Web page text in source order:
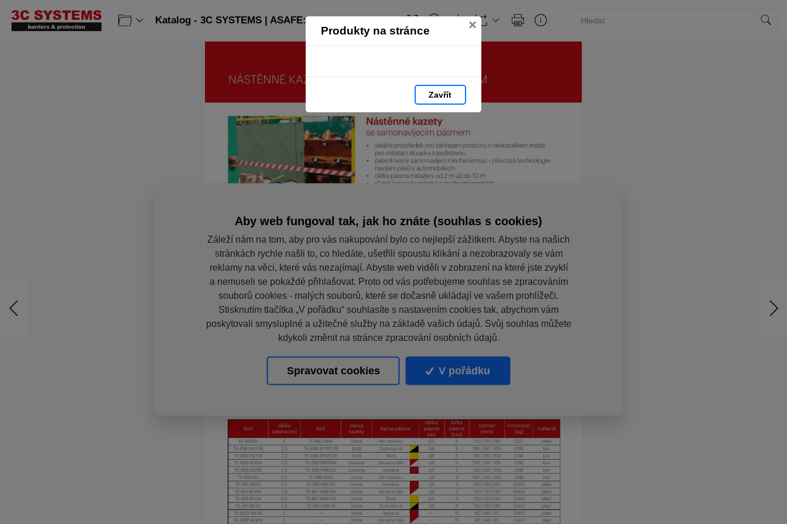
Produkty na stránce ×
Zavřít
Katalog - 3C SYSTEMS | ASAFE: strana 7
Aby web fungoval tak, jak ho znáte (souhlas s cookies)
Záleží nám na tom, aby pro vás nakupování bylo co nejlepší zážitkem. Abyste na našich
stránkách rychle našli to, co hledáte, ušetřili spoustu klikání a nezobrazovaly se vám
reklamy na věci, které vás nezajímají. Abyste web viděli v zobrazení na které jste zvyklí
a nemuseli se pokaždé přihlašovat. Proto od vás potřebujeme souhlas se zpracováním
souborů cookies - malých souborů, které se dočasně ukládají ve vašem prohlížeči.
Stisknutím tlačítka „V pořádku“ souhlasíte s nastavením cookies tak, abychom vám
poskytovali smysluplné a užitečné služby na základě vašich údajů. Svůj souhlas můžete
kdykoli změnit na stránce zpracování osobních údajů.
Spravovat cookies V pořádku